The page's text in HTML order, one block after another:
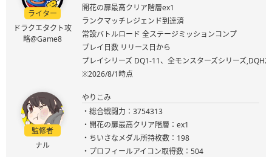
ライター
ドラクエタクト攻
略@Game8
開花の扉最高クリア階層ex1
ランクマッチレジェンド到達済
常設バトルロード 全ステージミッションコンプ
プレイ日数 リリース日から
プレイシリーズ DQ1-11、全モンスターズシリーズ
※2026/8/1時点
監修者
ナル
やりこみ
・総合戦闘力：3754313
・開花の扉最高クリア階層：ex1
・ちいさなメダル所持枚数：198
・プロフィールアイコン取得数：504